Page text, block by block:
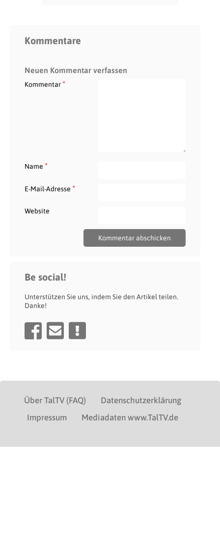
Kommentare
Neuen Kommentar verfassen
Kommentar*
Name *
E-Mail-Adresse *
Website
Be social!
Unterstützen Sie uns, indem Sie den Artikel teilen.
Danke!
Über TalTV (FAQ)
Datenschutzerklärung
Impressum
Mediadaten www.TalTV.de